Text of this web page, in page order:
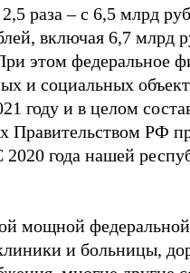
раза – с 6,5 млрд
включая 6,7 млрд
этом федеральное
и социальных
году и в целом
Правительством РФ
2020 года нашей
мощной
и больницы,